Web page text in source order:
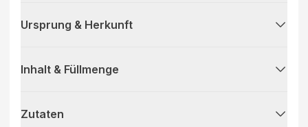
Ursprung & Herkunft
Inhalt & Füllmenge
Zutaten